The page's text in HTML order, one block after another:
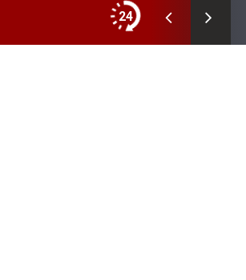
24
ve enstitüler kuruldu, bazıları kapatıldı